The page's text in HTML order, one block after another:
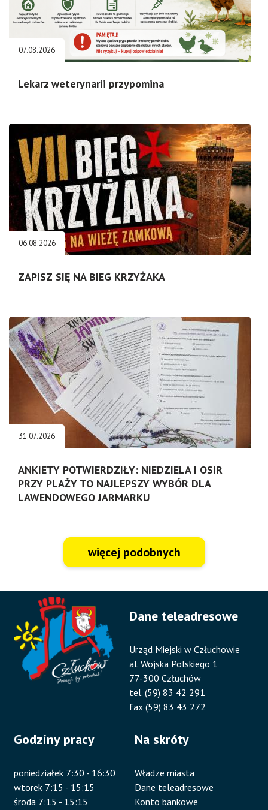
07.08.2026
Lekarz weterynarii przypomina
06.08.2026
ZAPISZ SIĘ NA BIEG KRZYŻAKA
31.07.2026
ANKIETY POTWIERDZIŁY: NIEDZIELA I OSIR
PRZY PLAŻY TO NAJLEPSZY WYBÓR DLA
LAWENDOWEGO JARMARKU
więcej podobnych
Dane teleadresowe
Urząd Miejski w Człuchowie
al. Wojska Polskiego 1
77-300 Człuchów
tel. (59) 83 42 291
fax (59) 83 43 272
Godziny pracy
poniedziałek 7:30 - 16:30
wtorek 7:15 - 15:15
środa 7:15 - 15:15
Na skróty
Władze miasta
Dane teleadresowe
Konto bankowe